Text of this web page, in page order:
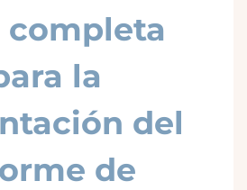
completa
la
del
de